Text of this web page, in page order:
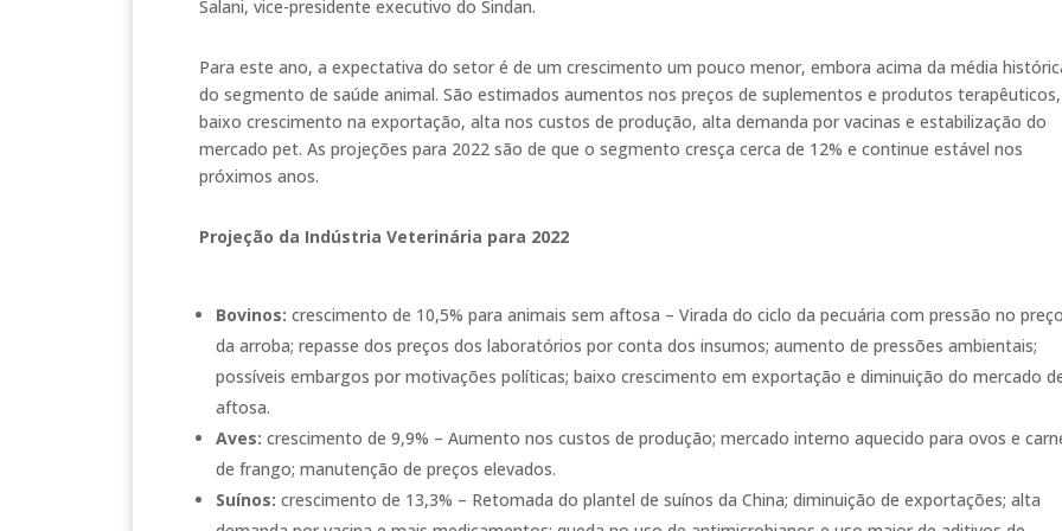
Salani, vice-presidente executivo do Sindan.
Para este ano, a expectativa do setor é de um crescimento um pouco menor, embora acima da média
do segmento de saúde animal. São estimados aumentos nos preços de suplementos e produtos terapêuticos,
baixo crescimento na exportação, alta nos custos de produção, alta demanda por vacinas e estabilização do
mercado pet. As projeções para 2022 são de que o segmento cresça cerca de 12% e continue estável nos
próximos anos.
Projeção da Indústria Veterinária para 2022
Bovinos: crescimento de 10,5% para animais sem aftosa – Virada do ciclo da pecuária com pressão no preço
da arroba; repasse dos preços dos laboratórios por conta dos insumos; aumento de pressões ambientais;
possíveis embargos por motivações políticas; baixo crescimento em exportação e diminuição do mercado
aftosa.
Aves: crescimento de 9,9% – Aumento nos custos de produção; mercado interno aquecido para ovos e
de frango; manutenção de preços elevados.
Suínos: crescimento de 13,3% – Retomada do plantel de suínos da China; diminuição de exportações; alta